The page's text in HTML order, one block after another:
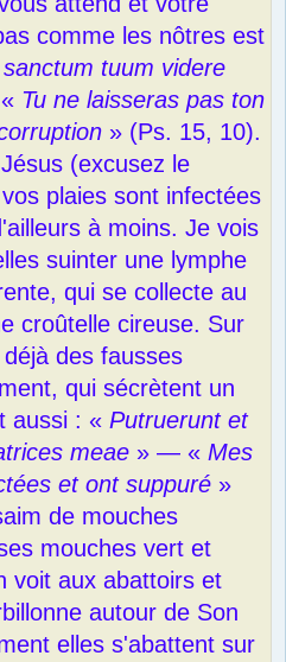
comme les nôtres est
tuum videre
Tu ne laisseras pas ton
» (Ps. 15, 10).
(excusez le
plaies sont infectées
à moins. Je vois
suinter une lymphe
qui se collecte au
croûtelle cireuse. Sur
des fausses
qui sécrètent un
aussi : « Putruerunt et
meae » — « Mes
et ont suppuré »
de mouches
mouches vert et
voit aux abattoirs et
autour de Son
elles s'abattent sur